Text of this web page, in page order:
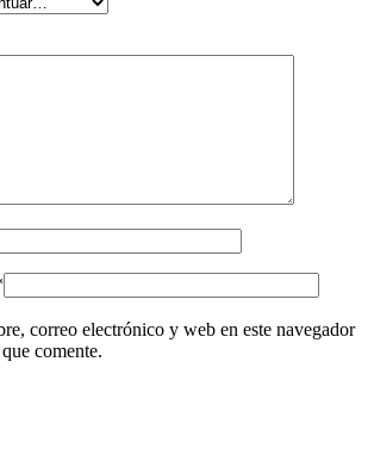
correo electrónico y web en este navegador
comente.